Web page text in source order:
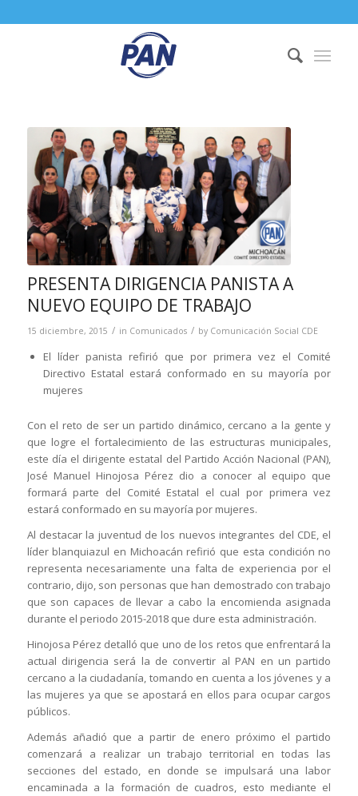
PRESENTA DIRIGENCIA PANISTA A
NUEVO EQUIPO DE TRABAJO
15 diciembre, 2015 / in Comunicados / by Comunicación Social CDE
El líder panista refirió que por primera vez el Comité
Directivo Estatal estará conformado en su mayoría por
mujeres
Con el reto de ser un partido dinámico, cercano a la gente y
que logre el fortalecimiento de las estructuras municipales,
este día el dirigente estatal del Partido Acción Nacional (PAN),
José Manuel Hinojosa Pérez dio a conocer al equipo que
formará parte del Comité Estatal el cual por primera vez
estará conformado en su mayoría por mujeres.
Al destacar la juventud de los nuevos integrantes del CDE, el
líder blanquiazul en Michoacán refirió que esta condición no
representa necesariamente una falta de experiencia por el
contrario, dijo, son personas que han demostrado con trabajo
que son capaces de llevar a cabo la encomienda asignada
durante el periodo 2015-2018 que dure esta administración.
Hinojosa Pérez detalló que uno de los retos que enfrentará la
actual dirigencia será la de convertir al PAN en un partido
cercano a la ciudadanía, tomando en cuenta a los jóvenes y a
las mujeres ya que se apostará en ellos para ocupar cargos
públicos.
Además añadió que a partir de enero próximo el partido
comenzará a realizar un trabajo territorial en todas las
secciones del estado, en donde se impulsará una labor
encaminada a la formación de cuadros, esto mediante el